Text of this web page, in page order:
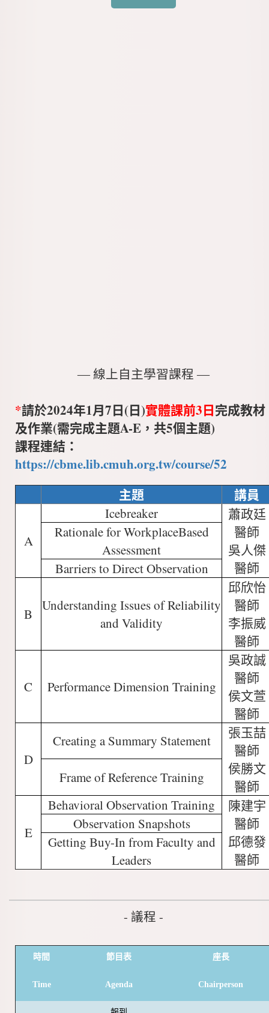
― 線上自主學習課程 ―
*請於2024年1月7日(日)實體課前3日完成教材
及作業(需完成主題A-E，共5個主題)
課程連結：
https://cbme.lib.cmuh.org.tw/course/52
主題
講員
A
Icebreaker
蕭政廷
醫師
吳人傑
醫師
Rationale for WorkplaceBased
Assessment
Barriers to Direct Observation
B
Understanding Issues of Reliability
and Validity
邱欣怡
醫師
李振威
醫師
C Performance Dimension Training
吳政誠
醫師
侯文萱
醫師
D
Creating a Summary Statement
張玉喆
醫師
侯勝文
醫師
Frame of Reference Training
E
Behavioral Observation Training
陳建宇
醫師
邱德發
醫師
Observation Snapshots
Getting Buy-In from Faculty and
Leaders
- 議程 -
時間
Time
節目表
Agenda
座長
Chairperson